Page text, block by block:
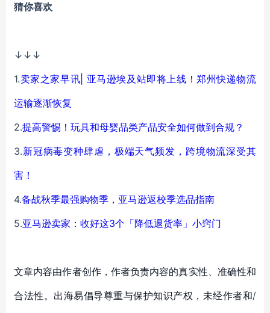
猜你喜欢
↓↓↓
1.卖家之家早讯| 亚马逊埃及站即将上线！郑州快递物流
运输逐渐恢复
2.提高警惕！玩具和母婴品类产品安全如何做到合规？
3.新冠病毒变种肆虐，极端天气频发，跨境物流深受其
害！
4.备战秋季最强购物季，亚马逊返校季选品指南
5.亚马逊卖家：收好这3个「降低退货率」小窍门
文章内容由作者创作，作者负责内容的真实性、准确性和
合法性。出海易倡导尊重与保护知识产权，未经作者和/